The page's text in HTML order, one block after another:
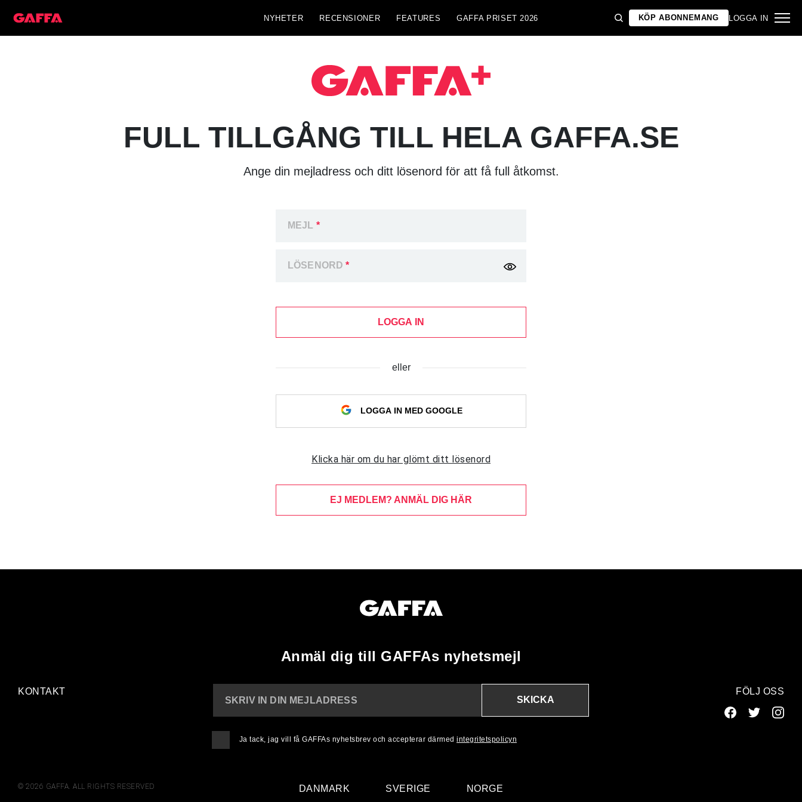
NYHETER RECENSIONER FEATURES GAFFA PRISET 2026 KÖP ABONNEMANG LOGGA IN
FULL TILLGÅNG TILL HELA GAFFA.SE
Ange din mejladress och ditt lösenord för att få full åtkomst.
MEJL *
LÖSENORD*
LOGGA IN
eller
LOGGA IN MED GOOGLE
Klicka här om du har glömt ditt lösenord
EJ MEDLEM? ANMÄL DIG HÄR
Anmäl dig till GAFFAs nyhetsmejl
KONTAKT
SKRIV IN DIN MEJLADRESS
SKICKA
Ja tack, jag vill få GAFFAs nyhetsbrev och accepterar därmed integritetspolicyn
FÖLJ OSS
© 2026 GAFFA. ALL RIGHTS RESERVED DANMARK SVERIGE NORGE